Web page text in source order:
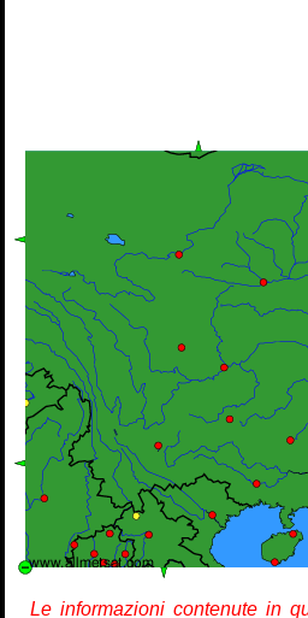
Le informazioni contenute in